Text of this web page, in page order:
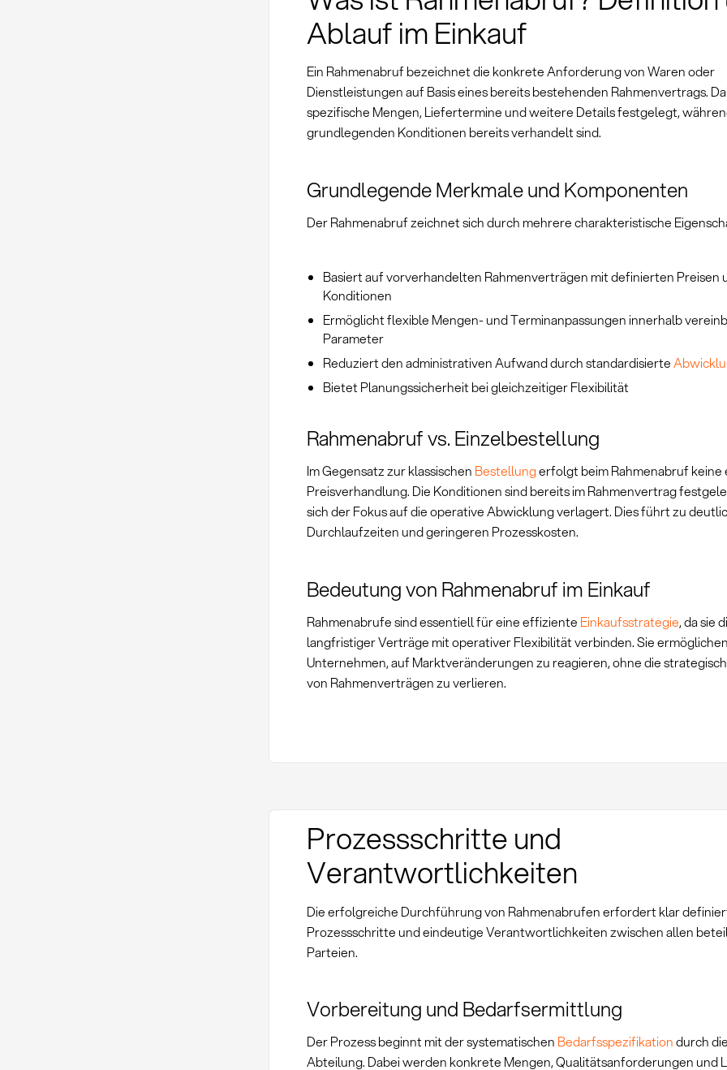
Ablauf im Einkauf
Ein Rahmenabruf bezeichnet die konkrete Anforderung von Waren oder
Dienstleistungen auf Basis eines bereits bestehenden Rahmenvertrags.
spezifische Mengen, Liefertermine und weitere Details festgelegt,
grundlegenden Konditionen bereits verhandelt sind.
Grundlegende Merkmale und Komponenten
Der Rahmenabruf zeichnet sich durch mehrere charakteristische
Basiert auf vorverhandelten Rahmenverträgen mit definierten Preisen
Konditionen
Ermöglicht flexible Mengen- und Terminanpassungen innerhalb
Parameter
Reduziert den administrativen Aufwand durch standardisierte
Bietet Planungssicherheit bei gleichzeitiger Flexibilität
Rahmenabruf vs. Einzelbestellung
Im Gegensatz zur klassischen Bestellungerfolgt beim Rahmenabruf keine
Preisverhandlung. Die Konditionen sind bereits im Rahmenvertrag
sich der Fokus auf die operative Abwicklung verlagert. Dies führt zu
Durchlaufzeiten und geringeren Prozesskosten.
Bedeutung von Rahmenabruf im Einkauf
Rahmenabrufe sind essentiell für eine effiziente Einkaufsstrategie, da sie
langfristiger Verträge mit operativer Flexibilität verbinden. Sie
Unternehmen, auf Marktveränderungen zu reagieren, ohne die
von Rahmenverträgen zu verlieren.
Prozessschritte und
Verantwortlichkeiten
Die erfolgreiche Durchführung von Rahmenabrufen erfordert klar
Prozessschritte und eindeutige Verantwortlichkeiten zwischen allen
Parteien.
Vorbereitung und Bedarfsermittlung
Der Prozess beginnt mit der systematischen Bedarfsspezifikationdurch
Abteilung. Dabei werden konkrete Mengen, Qualitätsanforderungen und